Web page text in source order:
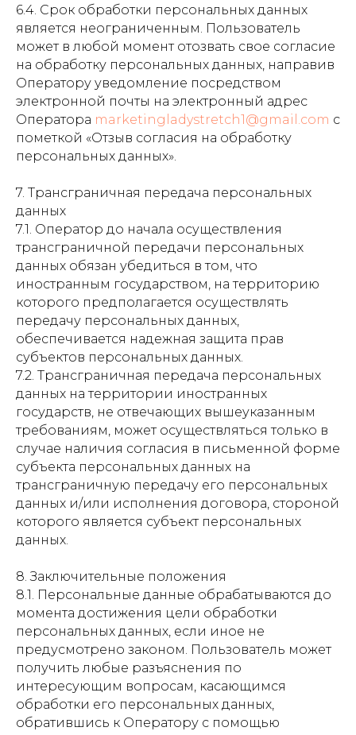
6.4. Срок обработки персональных данных
является неограниченным. Пользователь
может в любой момент отозвать свое согласие
на обработку персональных данных, направив
Оператору уведомление посредством
электронной почты на электронный адрес
Оператора marketingladystretch1@gmail.com с
пометкой «Отзыв согласия на обработку
персональных данных».
7. Трансграничная передача персональных
данных
7.1. Оператор до начала осуществления
трансграничной передачи персональных
данных обязан убедиться в том, что
иностранным государством, на территорию
которого предполагается осуществлять
передачу персональных данных,
обеспечивается надежная защита прав
субъектов персональных данных.
7.2. Трансграничная передача персональных
данных на территории иностранных
государств, не отвечающих вышеуказанным
требованиям, может осуществляться только в
случае наличия согласия в письменной форме
субъекта персональных данных на
трансграничную передачу его персональных
данных и/или исполнения договора, стороной
которого является субъект персональных
данных.
8. Заключительные положения
8.1. Персональные данные обрабатываются до
момента достижения цели обработки
персональных данных, если иное не
предусмотрено законом. Пользователь может
получить любые разъяснения по
интересующим вопросам, касающимся
обработки его персональных данных,
обратившись к Оператору с помощью